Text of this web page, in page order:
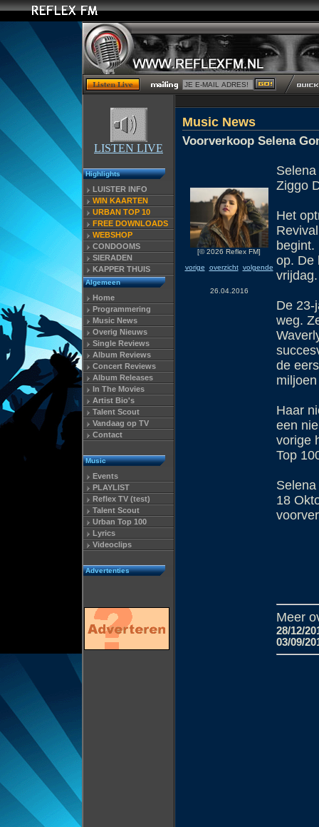
LISTEN LIVE
Highlights
LUISTER INFO
WIN KAARTEN
URBAN TOP 10
FREE DOWNLOADS
WEBSHOP
CONDOOMS
SIERADEN
KAPPER THUIS
Algemeen
Home
Programmering
Music News
Overig Nieuws
Single Reviews
Album Reviews
Concert Reviews
Album Releases
In The Movies
Artist Bio's
Talent Scout
Vandaag op TV
Contact
Music
Events
PLAYLIST
Reflex TV (test)
Talent Scout
Urban Top 100
Lyrics
Videoclips
Advertenties
Music News
Voorverkoop Selena
[© 2026 Reflex FM]
vorige
overzicht volgende
26.04.2016
Ziggo
Het
op. De
vrijdag.
De 23-
weg.
de
Haar
een
vorige
Top
18
Meer
28/12/
03/09/